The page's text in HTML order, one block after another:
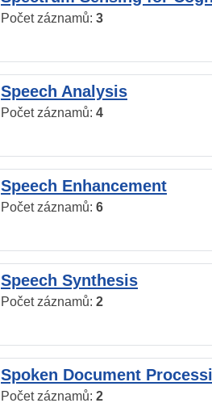
Počet záznamů: 3
Speech Analysis
Počet záznamů: 4
Speech Enhancement
Počet záznamů: 6
Speech Synthesis
Počet záznamů: 2
Spoken Document
Počet záznamů: 2